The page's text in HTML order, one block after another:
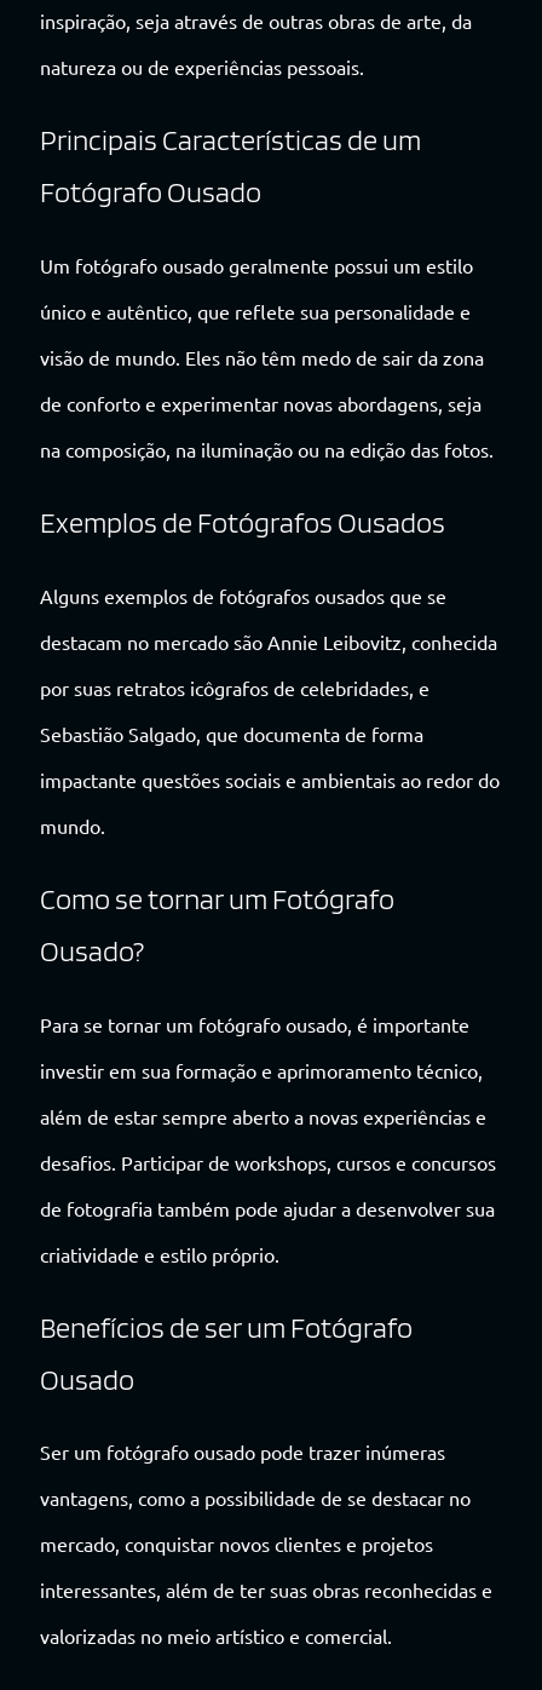
inspiração, seja através de outras obras de arte, da
natureza ou de experiências pessoais.
Principais Características de um
Fotógrafo Ousado
Um fotógrafo ousado geralmente possui um estilo
único e autêntico, que reflete sua personalidade e
visão de mundo. Eles não têm medo de sair da zona
de conforto e experimentar novas abordagens, seja
na composição, na iluminação ou na edição das fotos.
Exemplos de Fotógrafos Ousados
Alguns exemplos de fotógrafos ousados que se
destacam no mercado são Annie Leibovitz, conhecida
por suas retratos icôgrafos de celebridades, e
Sebastião Salgado, que documenta de forma
impactante questões sociais e ambientais ao redor do
mundo.
Como se tornar um Fotógrafo
Ousado?
Para se tornar um fotógrafo ousado, é importante
investir em sua formação e aprimoramento técnico,
além de estar sempre aberto a novas experiências e
desafios. Participar de workshops, cursos e concursos
de fotografia também pode ajudar a desenvolver sua
criatividade e estilo próprio.
Benefícios de ser um Fotógrafo
Ousado
Ser um fotógrafo ousado pode trazer inúmeras
vantagens, como a possibilidade de se destacar no
mercado, conquistar novos clientes e projetos
interessantes, além de ter suas obras reconhecidas e
valorizadas no meio artístico e comercial.